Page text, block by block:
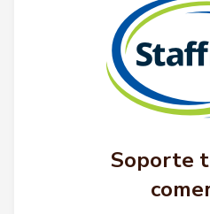
Soporte